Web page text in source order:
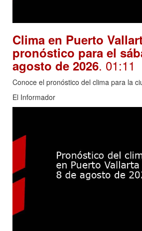
Clima en Puerto
pronóstico para el
agosto de 2026. 01:11
Conoce el pronóstico del clima para la
El Informador